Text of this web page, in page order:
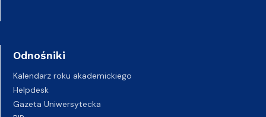
Odnośniki
Kalendarz roku akademickiego
Helpdesk
Gazeta Uniwersytecka